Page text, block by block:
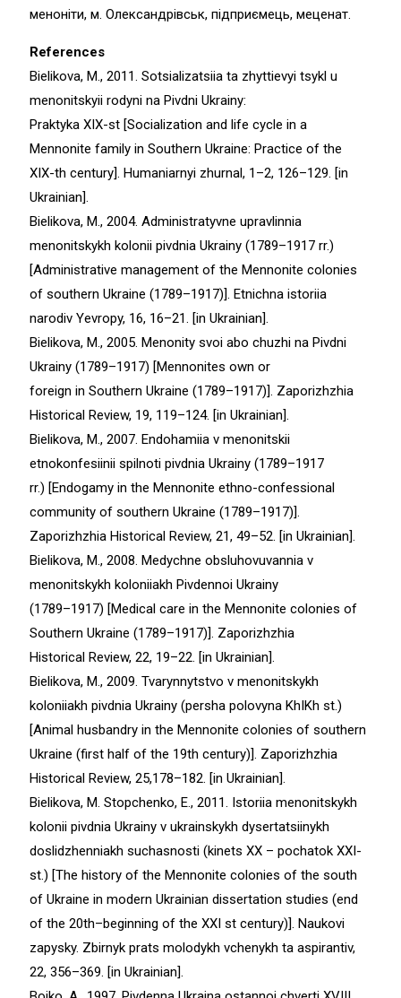
меноніти, м. Олександрівськ, підприємець, меценат.
References
Bielikova, M., 2011. Sotsializatsiia ta zhyttievyi tsykl u
menonitskyii rodyni na Pivdni Ukrainy:
Praktyka XIX-st [Socialization and life cycle in a
Mennonite family in Southern Ukraine: Practice of the
ХІХ-th century]. Humaniarnyi zhurnal, 1–2, 126–129. [in
Ukrainian].
Bielikova, M., 2004. Administratyvne upravlinnia
menonitskykh kolonii pivdnia Ukrainy (1789–1917 rr.)
[Administrative management of the Mennonite colonies
of southern Ukraine (1789–1917)]. Etnichna istoriia
narodiv Yevropy, 16, 16–21. [in Ukrainian].
Bielikova, M., 2005. Menonity svoi abo chuzhi na Pivdni
Ukrainy (1789–1917) [Mennonites own or
foreign in Southern Ukraine (1789–1917)]. Zaporizhzhia
Historical Review, 19, 119–124. [in Ukrainian].
Bielikova, M., 2007. Endohamiia v menonitskii
etnokonfesiinii spilnoti pivdnia Ukrainy (1789–1917
rr.) [Endogamy in the Mennonite ethno-confessional
community of southern Ukraine (1789–1917)].
Zaporizhzhia Historical Review, 21, 49–52. [in Ukrainian].
Bielikova, M., 2008. Medychne obsluhovuvannia v
menonitskykh koloniiakh Pivdennoi Ukrainy
(1789–1917) [Medical care in the Mennonite colonies of
Southern Ukraine (1789–1917)]. Zaporizhzhia
Historical Review, 22, 19–22. [in Ukrainian].
Bielikova, M., 2009. Tvarynnytstvo v menonitskykh
koloniiakh pivdnia Ukrainy (persha polovyna KhIKh st.)
[Animal husbandry in the Mennonite colonies of southern
Ukraine (first half of the 19th century)]. Zaporizhzhia
Historical Review, 25,178–182. [in Ukrainian].
Bielikova, M. Stopchenko, E., 2011. Istoriia menonitskykh
kolonii pivdnia Ukrainy v ukrainskykh dysertatsiinykh
doslidzhenniakh suchasnosti (kinets XX – pochatok XXI-
st.) [The history of the Mennonite colonies of the south
of Ukraine in modern Ukrainian dissertation studies (end
of the 20th–beginning of the ХХІ st century)]. Naukovi
zapysky. Zbirnyk prats molodykh vchenykh ta aspirantiv,
22, 356–369. [in Ukrainian].